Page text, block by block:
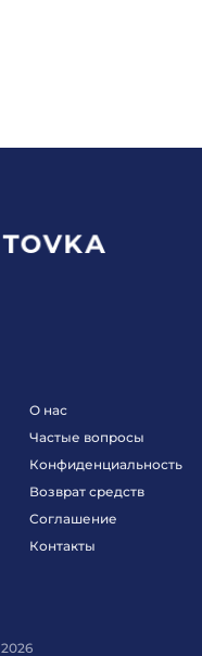
О нас
Частые вопросы
Конфиденциальность
Возврат средств
Соглашение
Контакты